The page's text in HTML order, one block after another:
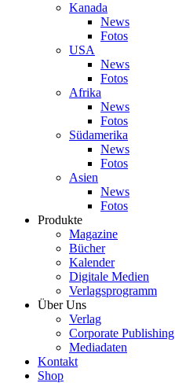
Kanada
News
Fotos
USA
News
Fotos
Afrika
News
Fotos
Südamerika
News
Fotos
Asien
News
Fotos
Produkte
Magazine
Bücher
Kalender
Digitale Medien
Verlagsprogramm
Über Uns
Verlag
Corporate Publishing
Mediadaten
Kontakt
Shop